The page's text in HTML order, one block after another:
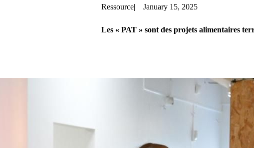
Ressource| January 15, 2025
Les « PAT » sont des projets alimentaires